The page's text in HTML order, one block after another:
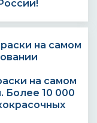
на самом
Более 10 000